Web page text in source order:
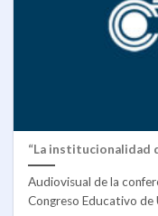
“La institucionalidad
Audiovisual de la
Congreso Educativo de